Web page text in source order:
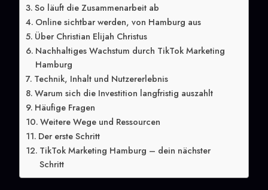
So läuft die Zusammenarbeit ab
Online sichtbar werden, von Hamburg aus
Über Christian Elijah Christus
Nachhaltiges Wachstum durch TikTok Marketing
Hamburg
Technik, Inhalt und Nutzererlebnis
Warum sich die Investition langfristig auszahlt
Häufige Fragen
Weitere Wege und Ressourcen
Der erste Schritt
TikTok Marketing Hamburg – dein nächster
Schritt